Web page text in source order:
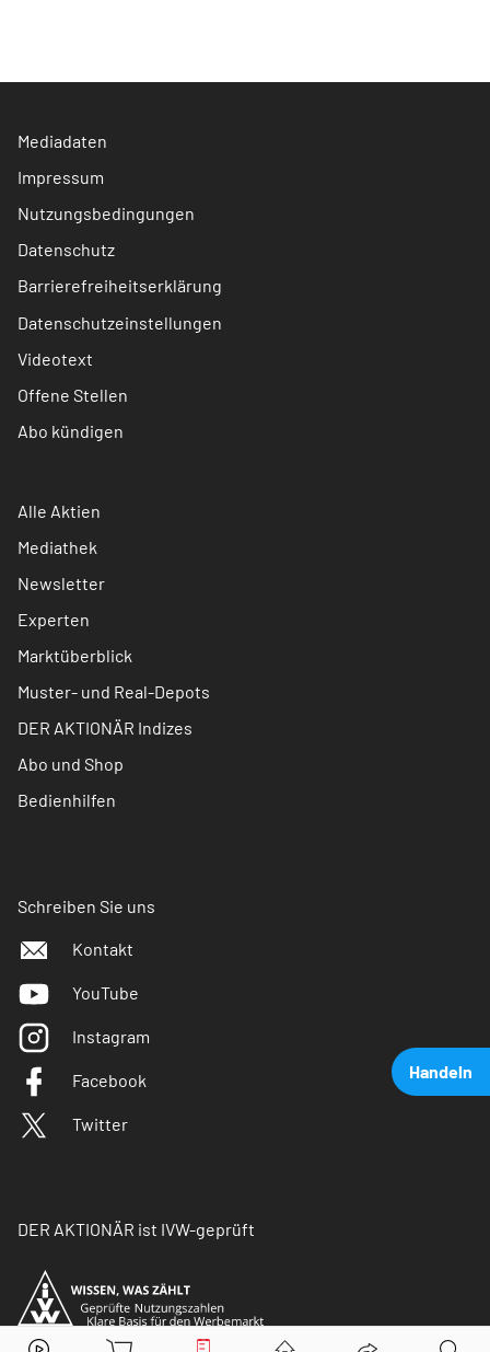
Handeln
Mediadaten
Impressum
Nutzungsbedingungen
Datenschutz
Barrierefreiheitserklärung
Datenschutzeinstellungen
Videotext
Offene Stellen
Abo kündigen
Alle Aktien
Mediathek
Newsletter
Experten
Marktüberblick
Muster- und Real-Depots
DER AKTIONÄR Indizes
Abo und Shop
Bedienhilfen
Schreiben Sie uns
Kontakt
YouTube
Instagram
Facebook
Twitter
DER AKTIONÄR ist IVW-geprüft